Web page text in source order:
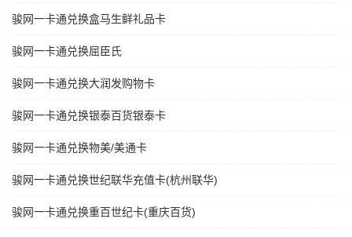
骏网一卡通兑换盒马生鲜礼品卡
骏网一卡通兑换屈臣氏
骏网一卡通兑换大润发购物卡
骏网一卡通兑换银泰百货银泰卡
骏网一卡通兑换物美/美通卡
骏网一卡通兑换世纪联华充值卡(杭州联华)
骏网一卡通兑换重百世纪卡(重庆百货)